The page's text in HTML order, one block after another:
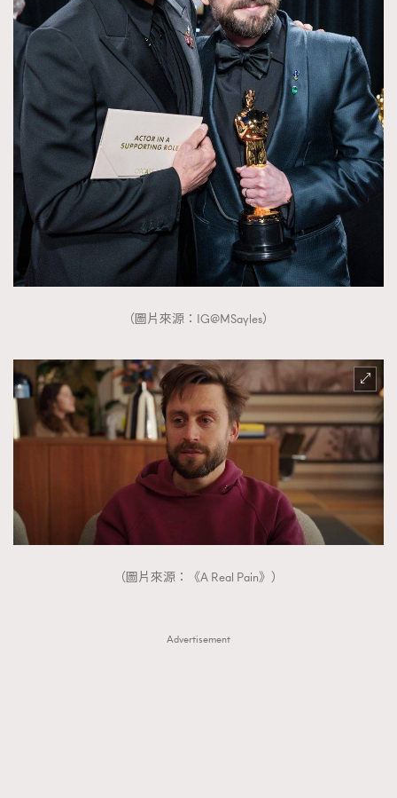
（圖片來源：IG@MSayles）
（圖片來源：《A Real Pain》）
Advertisement